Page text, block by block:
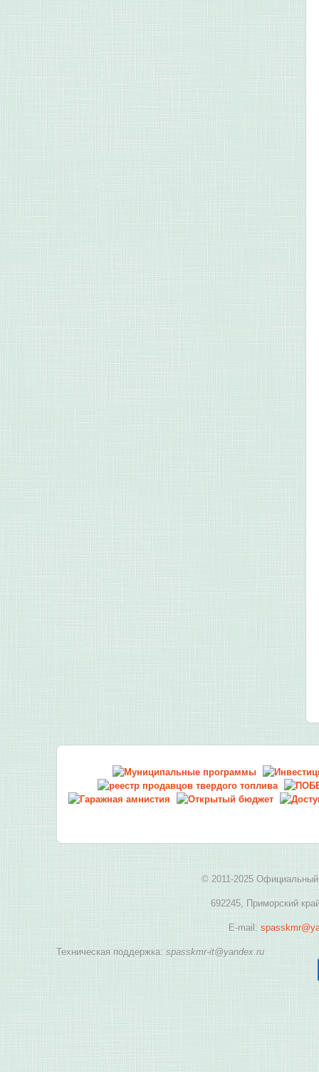
© 2011-2025 Официальный
692245, Приморский
E-mail:
Техническая поддержка: spasskmr-it@yandex.ru